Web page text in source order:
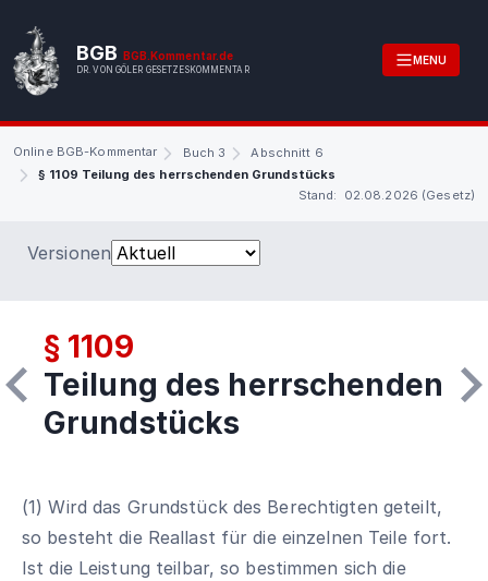
BGB BGB.Kommentar.de
DR. VON GÖLER GESETZESKOMMENTAR
MENU
Online BGB-Kommentar Buch 3
Abschnitt 6
§ 1109 Teilung des herrschenden Grundstücks
Stand: 02.08.2026 (Gesetz)
Versionen
§ 1109
Teilung des herrschenden
Grundstücks
(1) Wird das Grundstück des Berechtigten geteilt,
so besteht die Reallast für die einzelnen Teile fort.
Ist die Leistung teilbar, so bestimmen sich die